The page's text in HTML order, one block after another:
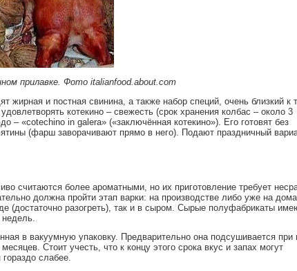
прилавке. Фото italianfood.about.com
и постная свинина, а также набор специй, очень близкий к
котекино – свежесть (срок хранения колбас – около 3
– «cotechino in galera» («заключённая котекино»). Его готовят без
(фарш заворачивают прямо в него). Подают праздничный
считаются более ароматными, но их приготовление требует
должна пройти этап варки: на производстве либо уже на
(достаточно разогреть), так и в сыром. Сырые полуфабрикаты
в вакуумную упаковку. Предварительно она подсушивается при
Стоит учесть, что к концу этого срока вкус и запах могут
слабее.